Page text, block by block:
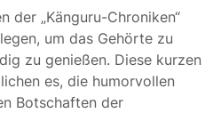
der „Känguru-Chroniken“
um das Gehörte zu
zu genießen. Diese kurzen
es, die humorvollen
Botschaften der